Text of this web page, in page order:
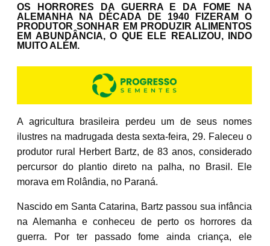
OS HORRORES DA GUERRA E DA FOME NA
ALEMANHA NA DÉCADA DE 1940 FIZERAM O
PRODUTOR SONHAR EM PRODUZIR ALIMENTOS
EM ABUNDÂNCIA, O QUE ELE REALIZOU, INDO
MUITO ALÉM.
A agricultura brasileira perdeu um de seus nomes
ilustres na madrugada desta sexta-feira, 29. Faleceu o
produtor rural Herbert Bartz, de 83 anos, considerado
percursor do plantio direto na palha, no Brasil. Ele
morava em Rolândia, no Paraná.
Nascido em Santa Catarina, Bartz passou sua infância
na Alemanha e conheceu de perto os horrores da
guerra. Por ter passado fome ainda criança, ele